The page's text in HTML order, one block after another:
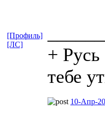
+
тебе
[Профиль]
[ЛС]
10-Апр-